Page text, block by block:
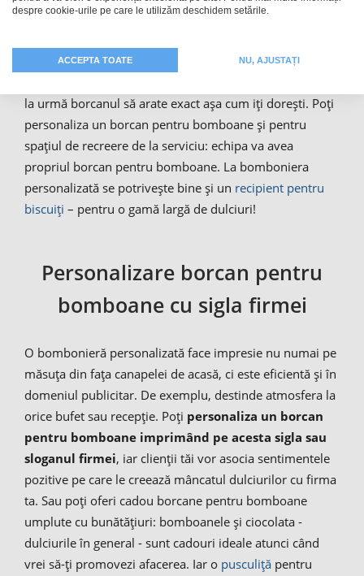
borcanul pentru bomboane să aibă modelul creat de
cu nume. În timpul personalizării, poți urmări pașii
la urmă borcanul să arate exact așa cum iți dorești. Poți
personaliza un borcan pentru bomboane și pentru
spațiul de recreere de la serviciu: echipa va avea
propriul borcan pentru bomboane. La bomboniera
personalizată se potrivește bine și un recipient pentru
biscuiți – pentru o gamă largă de dulciuri!
Personalizare borcan pentru
bomboane cu sigla firmei
O bombonieră personalizată face impresie nu numai pe
măsuța din fața canapelei de acasă, ci este eficientă și în
domeniul publicitar. De exemplu, destinde atmosfera la
orice bufet sau recepție. Poți personaliza un borcan
pentru bomboane imprimând pe acesta sigla sau
sloganul firmei, iar clienții tăi vor asocia sentimentele
pozitive pe care le creează mâncatul dulciurilor cu firma
ta. Sau poți oferi cadou borcane pentru bomboane
umplute cu bunătățiuri: bomboanele și ciocolata -
dulciurile în general - sunt cadouri ideale atunci când
vrei să-ți promovezi afacerea. Iar o pusculiță pentru
despre cookie-urile pe care le utilizăm deschidem setările.
ACCEPTA TOATE NU, AJUSTAȚI